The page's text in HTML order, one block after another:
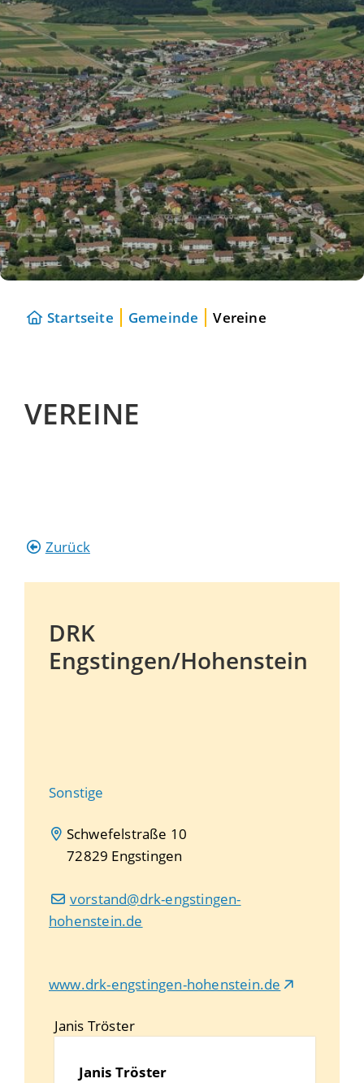
Startseite Gemeinde Vereine
VEREINE
Zurück
DRK
Engstingen/Hohenstein
Schwefelstraße 10
72829 Engstingen
vorstand@drk-engstingen-
hohenstein.de
www.drk-engstingen-hohenstein.de
Janis Tröster
Janis Tröster
Sonstige